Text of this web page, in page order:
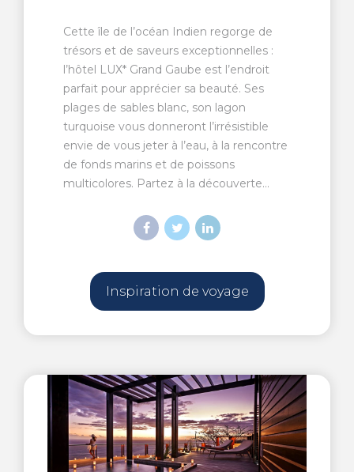
Cette île de l’océan Indien regorge de
trésors et de saveurs exceptionnelles :
l’hôtel LUX* Grand Gaube est l’endroit
parfait pour apprécier sa beauté. Ses
plages de sables blanc, son lagon
turquoise vous donneront l’irrésistible
envie de vous jeter à l’eau, à la rencontre
de fonds marins et de poissons
multicolores. Partez à la découverte...
Inspiration de voyage